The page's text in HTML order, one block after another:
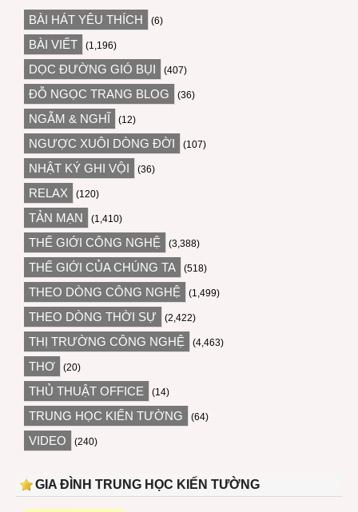
BÀI HÁT YÊU THÍCH (6)
BÀI VIẾT (1,196)
DỌC ĐƯỜNG GIÓ BỤI (407)
ĐỖ NGỌC TRANG BLOG (36)
NGẪM & NGHĨ (12)
NGƯỢC XUÔI DÒNG ĐỜI (107)
NHẬT KÝ GHI VỘI (36)
RELAX (120)
TẢN MẠN (1,410)
THẾ GIỚI CÔNG NGHỆ (3,388)
THẾ GIỚI CỦA CHÚNG TA (518)
THEO DÒNG CÔNG NGHỆ (1,499)
THEO DÒNG THỜI SỰ (2,422)
THỊ TRƯỜNG CÔNG NGHỆ (4,463)
THƠ (20)
THỦ THUẬT OFFICE (14)
TRUNG HỌC KIẾN TƯỜNG (64)
VIDEO (240)
GIA ĐÌNH TRUNG HỌC KIẾN TƯỜNG